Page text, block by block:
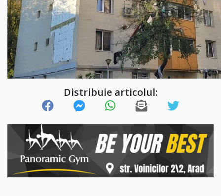
Distribuie articolul: